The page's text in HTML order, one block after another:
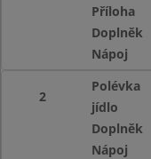
Příloha
Doplněk
Nápoj
2
Polévka
jídlo
Doplněk
Nápoj